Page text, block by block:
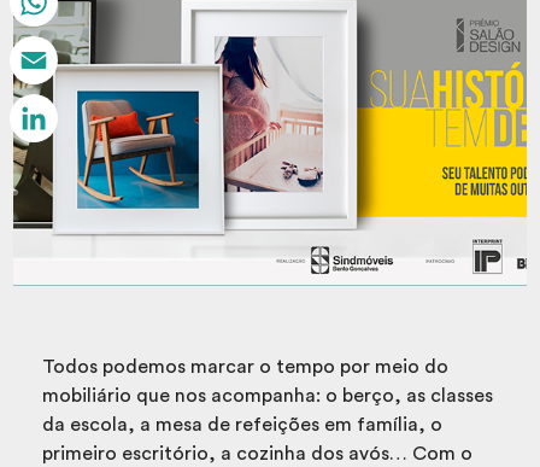
Todos podemos marcar o tempo por meio do
mobiliário que nos acompanha: o berço, as classes
da escola, a mesa de refeições em família, o
primeiro escritório, a cozinha dos avós… Com o
WhatsApp
Email
LinkedIn